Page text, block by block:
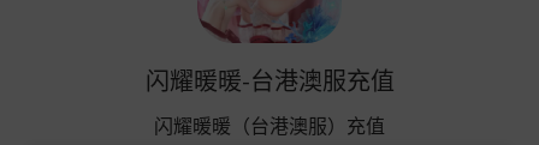
闪耀暖暖-台港澳服充值
闪耀暖暖（台港澳服）充值